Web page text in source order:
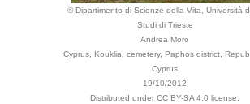
© Dipartimento di Scienze della Vita, Università
Studi di Trieste
Andrea Moro
Cyprus, Kouklia, cemetery, Paphos district,
Cyprus
19/10/2012
Distributed under CC BY-SA 4.0 license.